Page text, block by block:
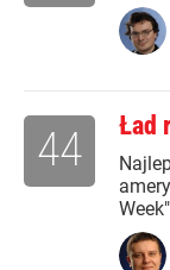
Ład
Week"
44